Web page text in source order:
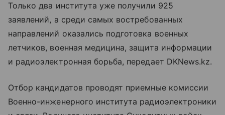
Только два института уже получили 925
заявлений, а среди самых востребованных
направлений оказались подготовка военных
летчиков, военная медицина, защита информации
и радиоэлектронная борьба, передает DKNews.kz.
Отбор кандидатов проводят приемные комиссии
Военно-инженерного института радиоэлектроники